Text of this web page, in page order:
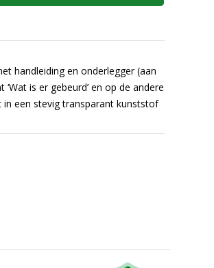
handleiding en onderlegger (aan
is er gebeurd’ en op de andere
in een stevig transparant kunststof